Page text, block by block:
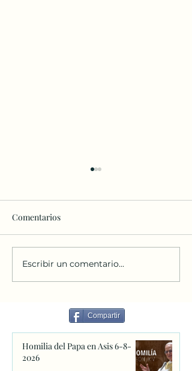
Comenzamos grupo de
Confirmación/Bautismo
Comentarios
Escribir un comentario...
Compartir
Homilia del Papa en Asis 6-8-
2026